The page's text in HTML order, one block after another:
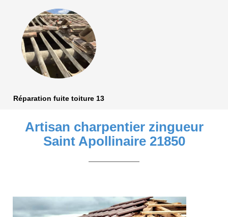
Réparation fuite toiture 13
Artisan charpentier zingueur
Saint Apollinaire 21850